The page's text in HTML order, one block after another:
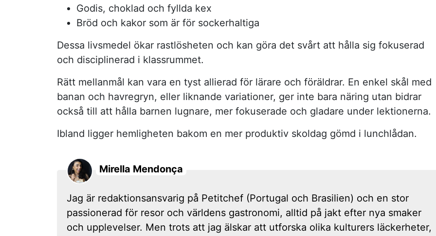
Godis, choklad och fyllda kex
Bröd och kakor som är för sockerhaltiga
Dessa livsmedel ökar rastlösheten och kan göra det svårt att hålla sig fokuserad
och disciplinerad i klassrummet.
Rätt mellanmål kan vara en tyst allierad för lärare och föräldrar. En enkel skål med
banan och havregryn, eller liknande variationer, ger inte bara näring utan bidrar
också till att hålla barnen lugnare, mer fokuserade och gladare under lektionerna.
Ibland ligger hemligheten bakom en mer produktiv skoldag gömd i lunchlådan.
Mirella Mendonça
Jag är redaktionsansvarig på Petitchef (Portugal och Brasilien) och en stor
passionerad för resor och världens gastronomi, alltid på jakt efter nya smaker
och upplevelser. Men trots att jag älskar att utforska olika kulturers läckerheter,